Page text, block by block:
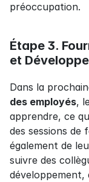
préoccupation.
Étape 3.
et
Dans la
des employés,
apprendre, ce
des sessions de
également de
suivre des